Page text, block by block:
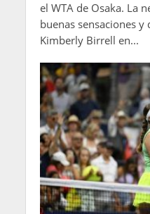
el WTA de Osaka. La
buenas sensaciones
Kimberly Birrell en...